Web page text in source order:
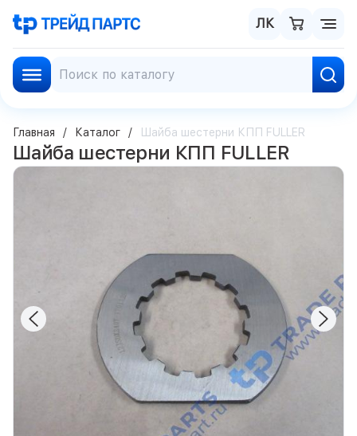
ЛК
Главная Каталог Шайба шестерни КПП FULLER
Шайба шестерни КПП FULLER